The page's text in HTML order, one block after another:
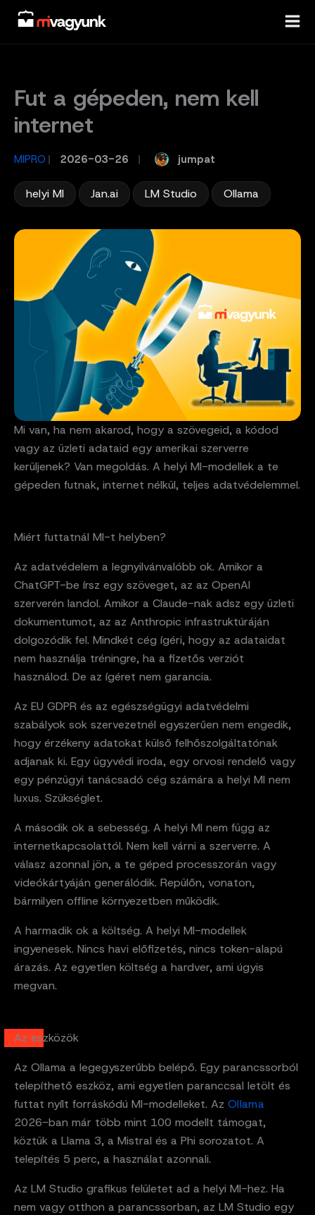
Skip
content
Fut a gépeden, nem kell
internet
MIPRO / 2026-03-26 jumpat
helyi MI Jan.ai LM Studio Ollama
Mi van, ha nem akarod, hogy a szövegeid, a kódod
vagy az üzleti adataid egy amerikai szerverre
kerüljenek? Van megoldás. A helyi MI-modellek a te
gépeden futnak, internet nélkül, teljes adatvédelemmel.
Miért futtatnál MI-t helyben?
Az adatvédelem a legnyilvánvalóbb ok. Amikor a
ChatGPT-be írsz egy szöveget, az az OpenAI
szerverén landol. Amikor a Claude-nak adsz egy üzleti
dokumentumot, az az Anthropic infrastruktúráján
dolgozódik fel. Mindkét cég ígéri, hogy az adataidat
nem használja tréningre, ha a fizetős verziót
használod. De az ígéret nem garancia.
Az EU GDPR és az egészségügyi adatvédelmi
szabályok sok szervezetnél egyszerűen nem engedik,
hogy érzékeny adatokat külső felhőszolgáltatónak
adjanak ki. Egy ügyvédi iroda, egy orvosi rendelő vagy
egy pénzügyi tanácsadó cég számára a helyi MI nem
luxus. Szükséglet.
A második ok a sebesség. A helyi MI nem függ az
internetkapcsolattól. Nem kell várni a szerverre. A
válasz azonnal jön, a te géped processzorán vagy
videókártyáján generálódik. Repülőn, vonaton,
bármilyen offline környezetben működik.
A harmadik ok a költség. A helyi MI-modellek
ingyenesek. Nincs havi előfizetés, nincs token-alapú
árazás. Az egyetlen költség a hardver, ami úgyis
megvan.
Az eszközök
Az Ollama a legegyszerűbb belépő. Egy parancssorból
telepíthető eszköz, ami egyetlen paranccsal letölt és
futtat nyílt forráskódú MI-modelleket. Az Ollama
2026-ban már több mint 100 modellt támogat,
köztük a Llama 3, a Mistral és a Phi sorozatot. A
telepítés 5 perc, a használat azonnali.
Az LM Studio grafikus felületet ad a helyi MI-hez. Ha
nem vagy otthon a parancssorban, az LM Studio egy